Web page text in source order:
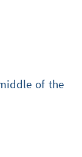
of the